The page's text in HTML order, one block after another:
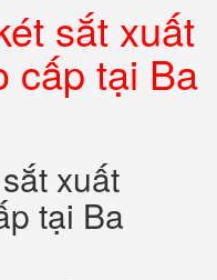
sắt xuất
cấp tại Ba
xuất
tại Ba